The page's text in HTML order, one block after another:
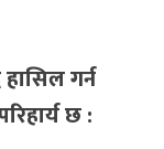
हासिल गर्न
छ :